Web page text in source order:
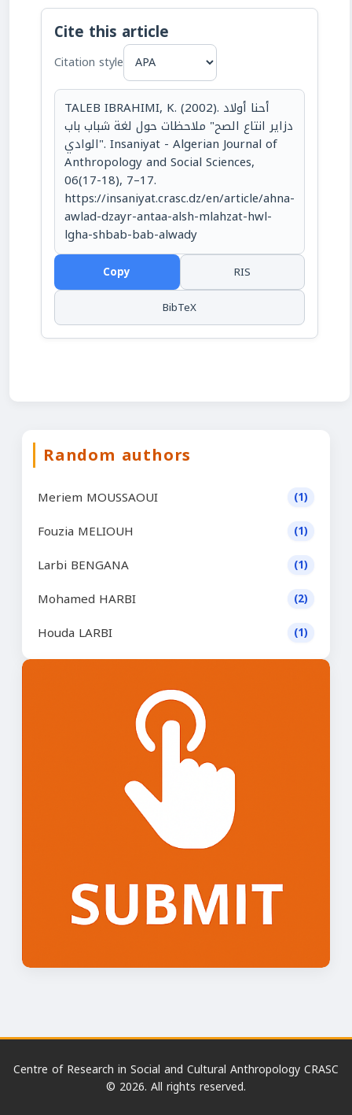
Cite this article
Citation style
TALEB IBRAHIMI, K. (2002). أحنا أولاد
دزاير انتاع الصح" ملاحظات حول لغة شباب باب
الوادي". Insaniyat - Algerian Journal of
Anthropology and Social Sciences,
06(17-18), 7–17.
https://insaniyat.crasc.dz/en/article/ahna-
awlad-dzayr-antaa-alsh-mlahzat-hwl-
lgha-shbab-bab-alwady
Copy
RIS
BibTeX
Random authors
Meriem MOUSSAOUI (1)
Fouzia MELIOUH (1)
Larbi BENGANA (1)
Mohamed HARBI (2)
Houda LARBI (1)
Centre of Research in Social and Cultural Anthropology CRASC
© 2026. All rights reserved.